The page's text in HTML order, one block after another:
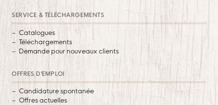
SERVICE & TÉLÉCHARGEMENTS
Catalogues
Téléchargements
Demande pour nouveaux clients
OFFRES D'EMPLOI
Candidature spontanée
Offres actuelles